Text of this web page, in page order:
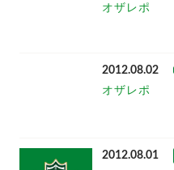
オザレポ
2012.08.02
オザレポ
2012.08.01